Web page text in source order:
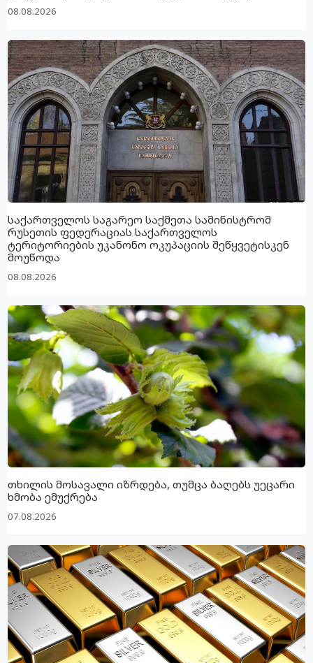
08.08.2026
საქართველოს საგარეო საქმეთა სამინისტრომ
რუსეთის ფედერაციას საქართველოს
ტერიტორიების უკანონო ოკუპაციის შეწყვეტისკენ
მოუწოდა
08.08.2026
თხილის მოსავალი იზრდება, თუმცა ბაღებს უეცარი
ხმობა ემუქრება
07.08.2026